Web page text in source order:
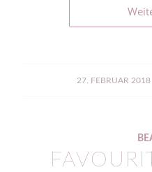
27. FEBRUAR 2018
/